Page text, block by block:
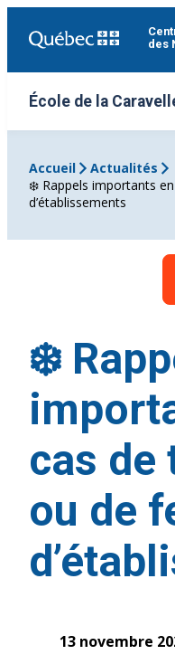
des
École de la
Accueil
Actualités
❄️ Rappels importants
d’établissements
❄️
cas de
ou de
13 novembre